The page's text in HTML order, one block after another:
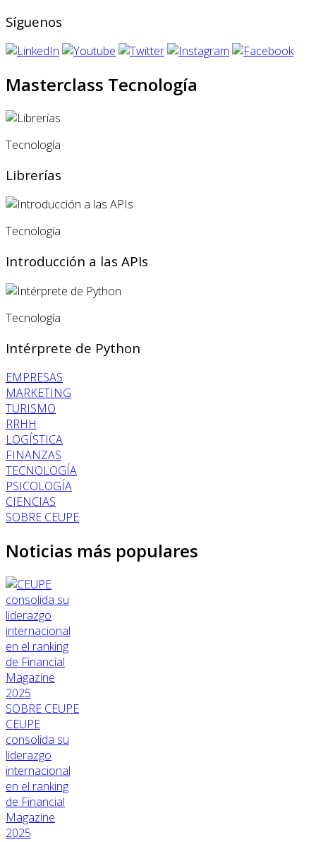
Síguenos
Masterclass Tecnología
Tecnología
Librerías
Tecnología
Introducción a las APIs
Tecnología
Intérprete de Python
EMPRESAS
MARKETING
TURISMO
RRHH
LOGÍSTICA
FINANZAS
TECNOLOGÍA
PSICOLOGÍA
CIENCIAS
SOBRE CEUPE
Noticias más populares
SOBRE CEUPE
CEUPE
consolida su
liderazgo
internacional
en el ranking
de Financial
Magazine
2025